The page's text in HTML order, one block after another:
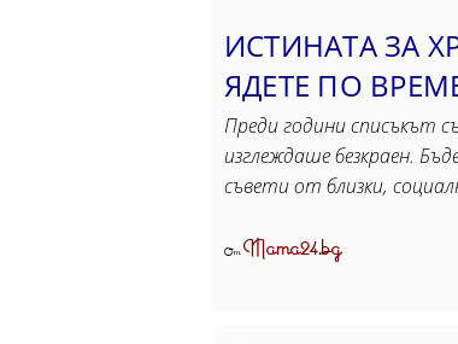
ИСТИНАТА ЗА
ЯДЕТЕ ПО
Преди години списъкът
изглеждаше безкраен.
съвети от близки,
ОтMama24.bg